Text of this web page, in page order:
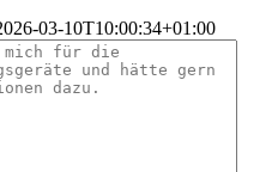
03-10T10:00:34+01:00